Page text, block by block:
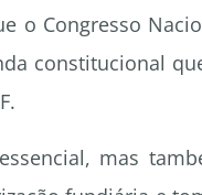
o Congresso
constitucional
mas